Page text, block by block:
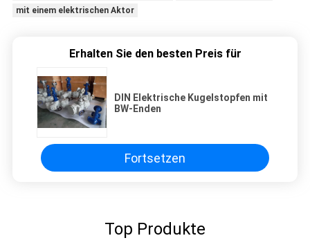
mit einem elektrischen Aktor
Erhalten Sie den besten Preis für
DIN Elektrische Kugelstopfen mit
BW-Enden
Fortsetzen
Top Produkte